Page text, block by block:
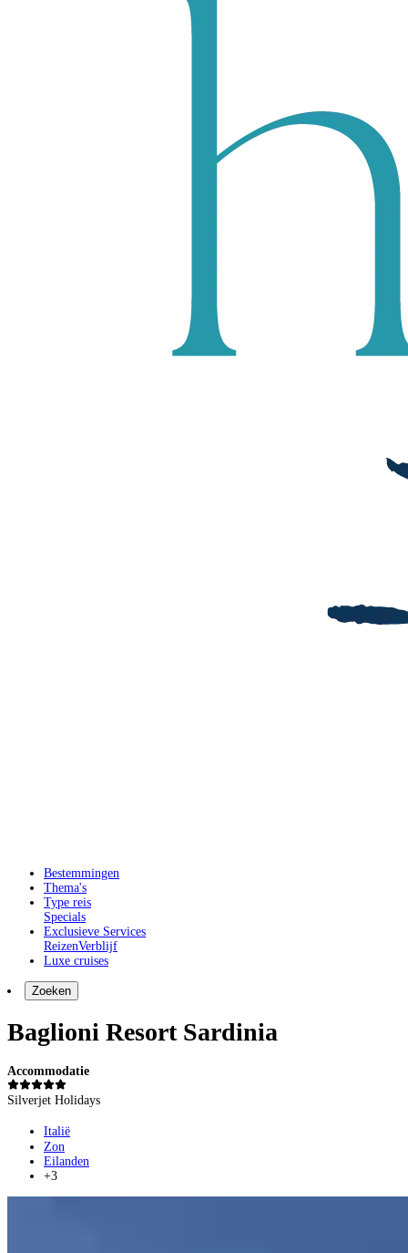
Bestemmingen
Thema's
Type reis
Specials
Exclusieve Services
ReizenVerblijf
Luxe cruises
Zoeken
Baglioni Resort Sardinia
Accommodatie
Silverjet Holidays
Italië
Zon
Eilanden
+3